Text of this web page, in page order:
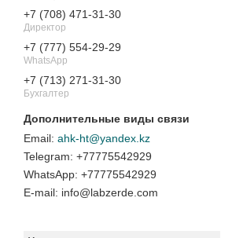
+7 (708) 471-31-30
Директор
+7 (777) 554-29-29
WhatsApp
+7 (713) 271-31-30
Бухгалтер
ahk-ht@yandex.kz
+77775542929
+77775542929
E-mail info@labzerde.com